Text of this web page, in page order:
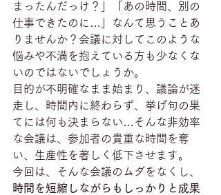
まったんだっけ？」「あの時間、別の
仕事できたのに…」なんて思うことあ
りませんか？会議に対してこのような
悩みや不満を抱えている方も少なくな
いのではないでしょうか。
目的が不明確なまま始まり、議論が迷
走し、時間内に終わらず、挙げ句の果
てには何も決まらない…そんな非効率
な会議は、参加者の貴重な時間を奪
い、生産性を著しく低下させます。
今回は、そんな会議のムダをなくし、
時間を短縮しながらもしっかりと成果